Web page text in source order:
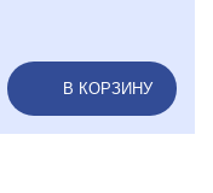
В КОРЗИНУ